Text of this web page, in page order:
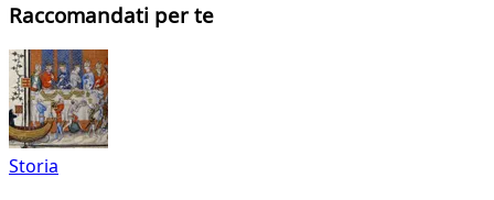
Raccomandati per te
Storia